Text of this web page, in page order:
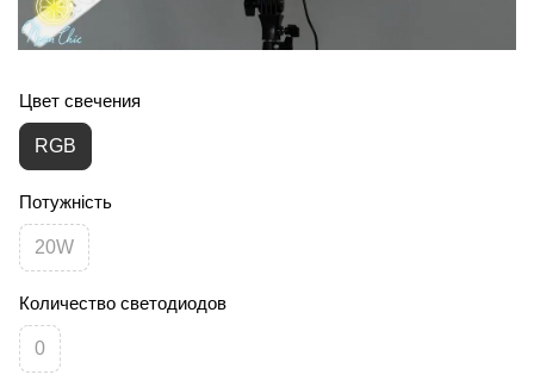
Цвет свечения
RGB
Потужність
20W
Количество светодиодов
0